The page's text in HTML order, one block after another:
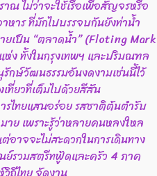
ณ ไม่ว่าจะใช้เรือเพื่อสัญจรหรือ
หาร ที่มักไปบรรจบกันยังท่าน้ำ
ยเป็น “ตลาดน้ำ” (Floting
ง ทั้งในกรุงเทพฯ และปริมณฑล
กษ์วัฒนธรรมอันงดงามเช่นนี้ไว้
ที่ยวที่เต็มไปด้วยสีสัน
ไทยแสนอร่อย รสชาติต้นตำรับ
าย เพราะรู้ว่าหลายคนหลงใหล
อาจจะไม่สะดวกในการเดินทาง
ย์รวมสตรีทฟู้ดและครัว 4 ภาค